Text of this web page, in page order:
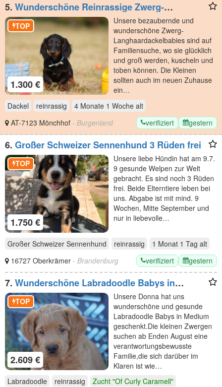
5. Wunderschöne Reinrassige Zwerg-
Langhaardackel Welpen auf Familiensuche
1.300 €
TOP
Unsere bezaubernde und
wunderschöne Zwerg-
Langhaardackelbabies sind auf
Familiensuche, wo sie glücklich
und groß werden, kuscheln und
toben können. Die Kleinen
sollten auch im neuen Zuhause
ein…
Dackel
reinrassig 4 Monate 1 Woche alt
AT-7123 Mönchhof - Burgenland verifiziert gestern
6. Großer Schweizer Sennenhund 3 Rüden frei
1.750 €
TOP
Unsere liebe Hündin hat am 9.7.
9 gesunde Welpen zur Welt
gebracht. Es sind noch 3 Rüden
frei. Beide Elterntiere leben bei
uns. Abgabe ist mit mind. 9
Wochen, Mitte September und
nur in liebevolle…
Großer Schweizer Sennenhund reinrassig 1 Monat 1 Tag alt
16727 Oberkrämer - Brandenburg verifiziert gestern
7. Wunderschöne Labradoodle Babys in
Medium mit Papiere?
2.609 €
TOP
Unsere Donna hat uns
wunderschöne und gesunde
Labradoodle Babys in Medium
geschenkt.Die kleinen Zwergen
suchen ab Enden August eine
verantwortungsbewusste
Familie,die sich darüber im
Klaren ist wie…
Labradoodle
reinrassig
Zucht "Of Curly Caramell"